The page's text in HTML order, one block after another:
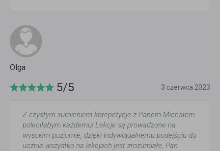
Olga
5/5 3 czerwca 2023
Z czystym sumieniem korepetycje z Panem Michałem
poleciłabym każdemu! Lekcje są prowadzone na
wysokim poziomie, dzięki indywidualnemu podejściu do
ucznia wszystko na lekcjach jest zrozumiałe, Pan